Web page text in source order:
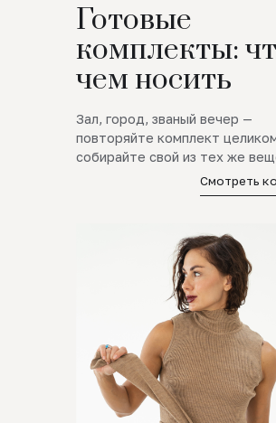
Готовые
комплекты:
чем носить
Зал, город, званый вечер —
повторяйте комплект
собирайте свой из тех же
Смотреть